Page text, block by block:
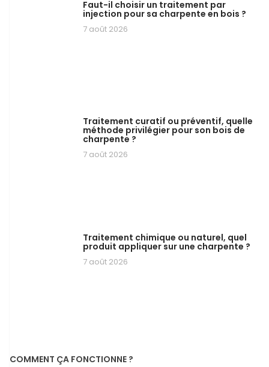
Faut-il choisir un traitement par
injection pour sa charpente en bois ?
7 août 2026
Traitement curatif ou préventif, quelle
méthode privilégier pour son bois de
charpente ?
7 août 2026
Traitement chimique ou naturel, quel
produit appliquer sur une charpente ?
7 août 2026
COMMENT ÇA FONCTIONNE ?